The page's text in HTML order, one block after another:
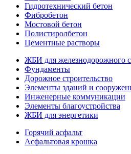
Гидротехнический бетон
Фибробетон
Мостовой бетон
Полистиролбетон
Цементные растворы
ЖБИ для железнодорожного
Фундаменты
Дорожное строительство
Элементы зданий и
Инженерные коммуникации
Элементы благоустройства
ЖБИ для энергетики
Горячий асфальт
Асфальтовая крошка